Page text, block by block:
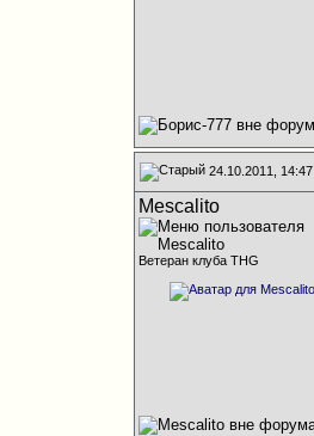
24.10.2011, 14:47
Mescalito
Ветеран клуба THG